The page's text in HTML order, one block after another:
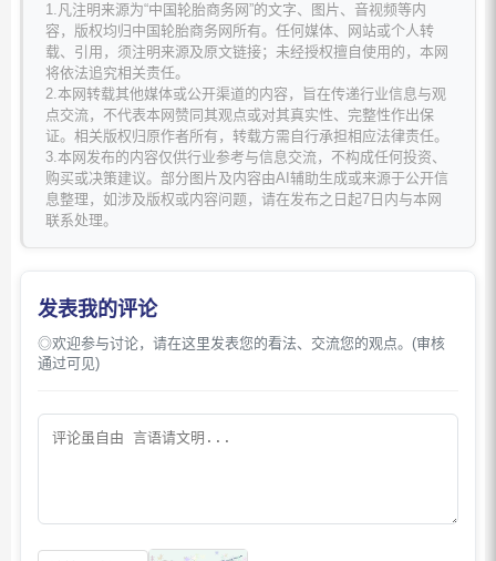
1.凡注明来源为“中国轮胎商务网”的文字、图片、音视频等内
容，版权均归中国轮胎商务网所有。任何媒体、网站或个人转
载、引用，须注明来源及原文链接；未经授权擅自使用的，本网
将依法追究相关责任。
2.本网转载其他媒体或公开渠道的内容，旨在传递行业信息与观
点交流，不代表本网赞同其观点或对其真实性、完整性作出保
证。相关版权归原作者所有，转载方需自行承担相应法律责任。
3.本网发布的内容仅供行业参考与信息交流，不构成任何投资、
购买或决策建议。部分图片及内容由AI辅助生成或来源于公开信
息整理，如涉及版权或内容问题，请在发布之日起7日内与本网
联系处理。
发表我的评论
◎欢迎参与讨论，请在这里发表您的看法、交流您的观点。(审核
通过可见)